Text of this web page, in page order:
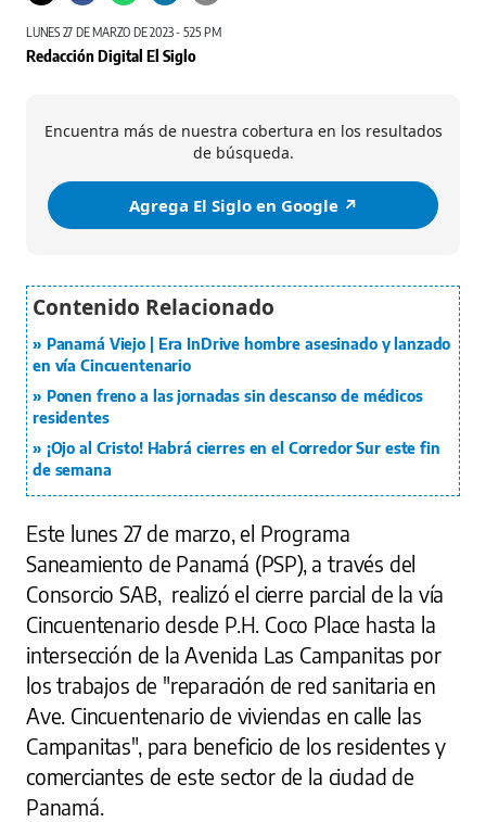
LUNES 27 DE MARZO DE 2023 - 5:25 PM
Redacción Digital El Siglo
Encuentra más de nuestra cobertura en los resultados
de búsqueda.
Agrega El Siglo en Google ↗️
Panamá Viejo | Era InDrive hombre asesinado y lanzado
en vía Cincuentenario
Ponen freno a las jornadas sin descanso de médicos
residentes
¡Ojo al Cristo! Habrá cierres en el Corredor Sur este fin
de semana
Este lunes 27 de marzo, el Programa
Saneamiento de Panamá (PSP), a través del
Consorcio SAB, realizó el cierre parcial de la vía
Cincuentenario desde P.H. Coco Place hasta la
intersección de la Avenida Las Campanitas por
los trabajos de "reparación de red sanitaria en
Ave. Cincuentenario de viviendas en calle las
Campanitas", para beneficio de los residentes y
comerciantes de este sector de la ciudad de
Panamá.